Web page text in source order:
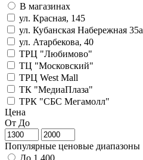
В магазинах
ул. Красная, 145
ул. Кубанская Набережная 35а
ул. Атарбекова, 40
ТРЦ "Любимово"
ТЦ "Московский"
ТРЦ West Mall
ТК "МедиаПлаза"
ТРК "СБС Мегамолл"
Цена
От До
Популярные ценовые диапазоны
До 1 400